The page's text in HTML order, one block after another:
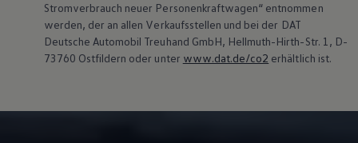
Stromverbrauch neuer Personenkraftwagen“ entnommen
werden, der an allen Verkaufsstellen und bei der DAT
Deutsche Automobil Treuhand GmbH, Hellmuth-Hirth-Str. 1, D-
73760 Ostfildern oder unter www.dat.de/co2 erhältlich ist.